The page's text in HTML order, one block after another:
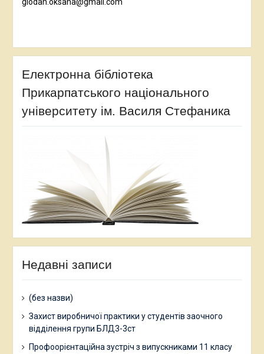
Електронна бібліотека
Прикарпатського національного
університету ім. Василя Стефаника
Недавні записи
(без назви)
Захист виробничої практики у студентів заочного
відділення групи БЛД3-3ст
Профоорієнтаційна зустріч з випускниками 11 класу